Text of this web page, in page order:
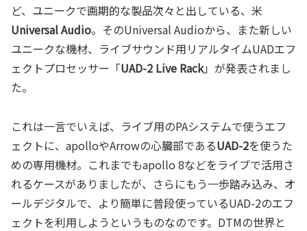
ど、ユニークで画期的な製品次々と出している、米
Universal Audio。そのUniversal Audioから、また新しい
ユニークな機材、ライブサウンド用リアルタイムUADエフ
ェクトプロセッサー「UAD-2 Live Rack」が発表されまし
た。
これは一言でいえば、ライブ用のPAシステムで使うエフ
ェクトに、apolloやArrowの心臓部であるUAD-2を使うた
めの専用機材。これまでもapollo 8などをライブで活用さ
れるケースがありましたが、さらにもう一歩踏み込み、オ
ールデジタルで、より簡単に普段使っているUAD-2のエフ
ェクトを利用しようというものなのです。DTMの世界と